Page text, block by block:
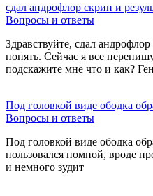
сдал андрофлор скрин и
Вопросы и ответы
Здравствуйте, сдал
понять. Сейчас я все
подскажите мне что и как?
Под головкой виде ободка
Вопросы и ответы
Под головкой виде ободка
пользовался помпой, вроде
и немного зудит